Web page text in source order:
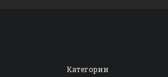
Категории